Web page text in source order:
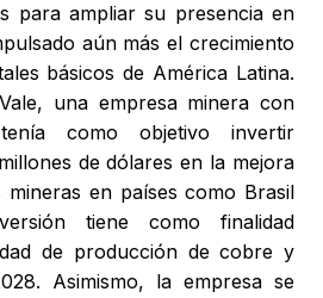
para ampliar su presencia en
aún más el crecimiento
básicos de América Latina.
una empresa minera con
como objetivo invertir
de dólares en la mejora
mineras en países como Brasil
tiene como finalidad
de producción de cobre y
Asimismo, la empresa se